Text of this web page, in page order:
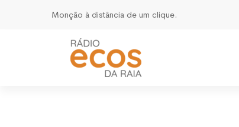
Monção à distância de um clique.